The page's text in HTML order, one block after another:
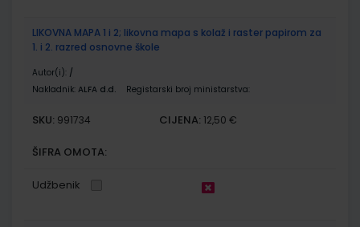
LIKOVNA MAPA 1 i 2; likovna mapa s kolaž i raster papirom za
1. i 2. razred osnovne škole
Autor(i): /
Nakladnik: ALFA d.d. Registarski broj ministarstva:
SKU: 991734 CIJENA: 12,50 €
ŠIFRA OMOTA:
Udžbenik